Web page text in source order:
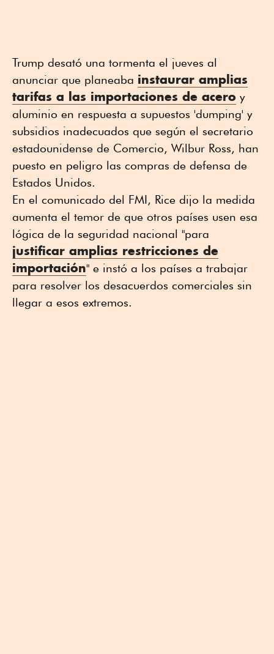
Trump desató una tormenta el jueves al
anunciar que planeaba instaurar amplias
tarifas a las importaciones de acero y
aluminio en respuesta a supuestos 'dumping' y
subsidios inadecuados que según el secretario
estadounidense de Comercio, Wilbur Ross, han
puesto en peligro las compras de defensa de
Estados Unidos.
En el comunicado del FMI, Rice dijo la medida
aumenta el temor de que otros países usen esa
lógica de la seguridad nacional "para
justificar amplias restricciones de
importación" e instó a los países a trabajar
para resolver los desacuerdos comerciales sin
llegar a esos extremos.